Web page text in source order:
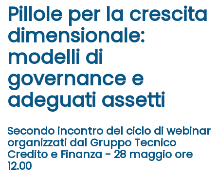
Pillole per la crescita
dimensionale:
modelli di
governance e
adeguati assetti
Secondo incontro del ciclo di webinar
organizzati dal Gruppo Tecnico
Credito e Finanza - 28 maggio ore
12.00